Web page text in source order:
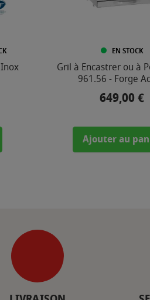
EN STOCK
Gril à Encastrer ou à
961.56 - Forge
Prix
649,00 €
Ajouter au